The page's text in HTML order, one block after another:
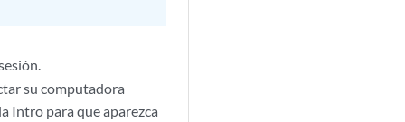
su computadora
Intro para que aparezca